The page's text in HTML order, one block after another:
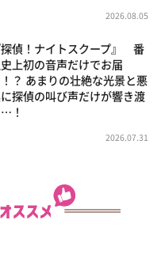
2026.08.05
探偵！ナイトスクープ』 番
上初の音声だけでお届
？ あまりの壮絶な光景と悪
探偵の叫び声だけが響き渡
！
2026.07.31